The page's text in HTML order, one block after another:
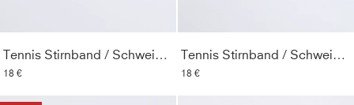
Tennis Stirnband / Schweißband, rot
18 €
Tennis Stirnband / Schweißband, kornblumen blau
18 €